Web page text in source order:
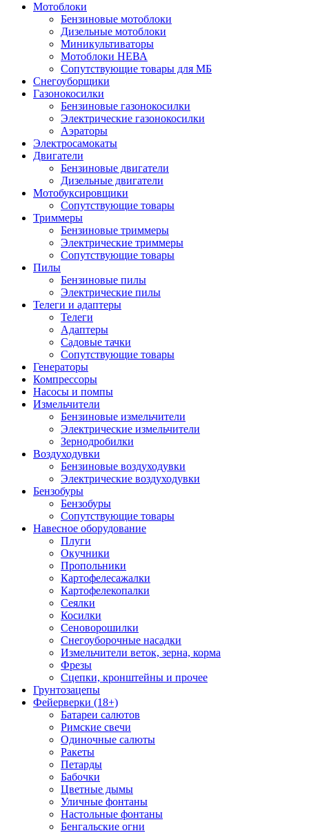
Мотоблоки
Бензиновые мотоблоки
Дизельные мотоблоки
Миникультиваторы
Мотоблоки НЕВА
Сопутствующие товары для МБ
Снегоуборщики
Газонокосилки
Бензиновые газонокосилки
Электрические газонокосилки
Аэраторы
Электросамокаты
Двигатели
Бензиновые двигатели
Дизельные двигатели
Мотобуксировщики
Сопутствующие товары
Триммеры
Бензиновые триммеры
Электрические триммеры
Сопутствующие товары
Пилы
Бензиновые пилы
Электрические пилы
Телеги и адаптеры
Телеги
Адаптеры
Садовые тачки
Сопутствующие товары
Генераторы
Компрессоры
Насосы и помпы
Измельчители
Бензиновые измельчители
Электрические измельчители
Зернодробилки
Воздуходувки
Бензиновые воздуходувки
Электрические воздуходувки
Бензобуры
Бензобуры
Сопутствующие товары
Навесное оборудование
Плуги
Окучники
Пропольники
Картофелесажалки
Картофелекопалки
Сеялки
Косилки
Сеноворошилки
Снегоуборочные насадки
Измельчители веток, зерна, корма
Фрезы
Сцепки, кронштейны и прочее
Грунтозацепы
Фейерверки (18+)
Батареи салютов
Римские свечи
Одиночные салюты
Ракеты
Петарды
Бабочки
Цветные дымы
Уличные фонтаны
Настольные фонтаны
Бенгальские огни